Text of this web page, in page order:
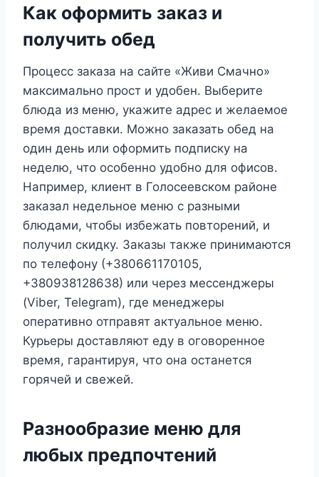
Как оформить заказ и
получить обед
Процесс заказа на сайте «Живи Смачно»
максимально прост и удобен. Выберите
блюда из меню, укажите адрес и желаемое
время доставки. Можно заказать обед на
один день или оформить подписку на
неделю, что особенно удобно для офисов.
Например, клиент в Голосеевском районе
заказал недельное меню с разными
блюдами, чтобы избежать повторений, и
получил скидку. Заказы также принимаются
по телефону (+380661170105,
+380938128638) или через мессенджеры
(Viber, Telegram), где менеджеры
оперативно отправят актуальное меню.
Курьеры доставляют еду в оговоренное
время, гарантируя, что она останется
горячей и свежей.
Разнообразие меню для
любых предпочтений